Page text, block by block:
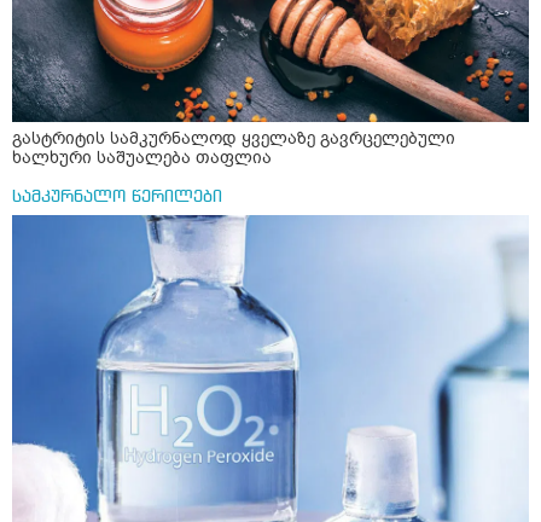
გასტრიტის სამკურნალოდ ყველაზე გავრცელებული
ხალხური საშუალება თაფლია
სამკურნალო წერილები